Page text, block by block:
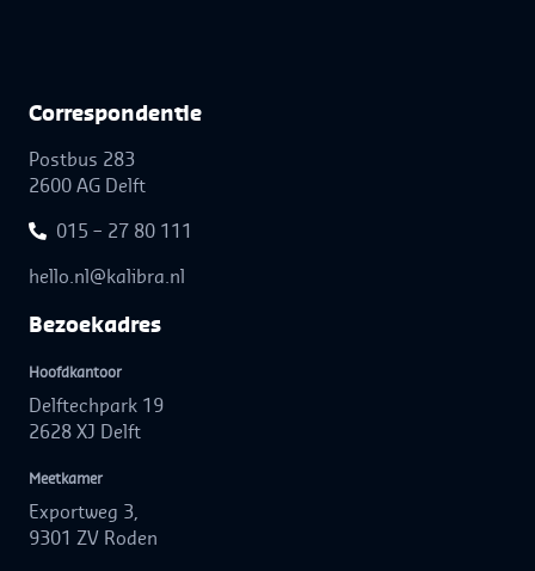
Correspon­dentie
Postbus 283
2600 AG Delft
015 – 27 80 111
hello.nl@kalibra.nl
Bezoek­adres
Hoofdkantoor
Delftechpark 19
2628 XJ Delft
Meetkamer
Exportweg 3,
9301 ZV Roden